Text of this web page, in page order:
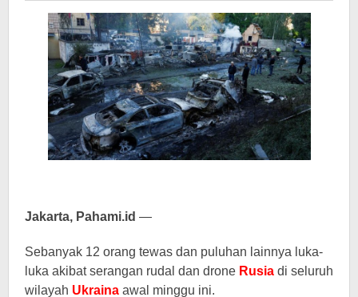
Jakarta, Pahami.id —
Sebanyak 12 orang tewas dan puluhan lainnya luka-
luka akibat serangan rudal dan drone Rusia di seluruh
wilayah Ukraina awal minggu ini.